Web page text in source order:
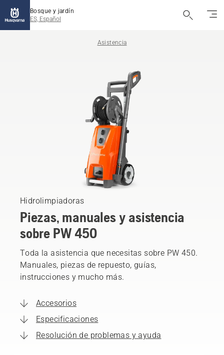
Bosque y jardín
ES, Español
Asistencia
Hidrolimpiadoras
Piezas, manuales y asistencia
sobre PW 450
Toda la asistencia que necesitas sobre PW 450.
Manuales, piezas de repuesto, guías,
instrucciones y mucho más.
Accesorios
Especificaciones
Resolución de problemas y ayuda